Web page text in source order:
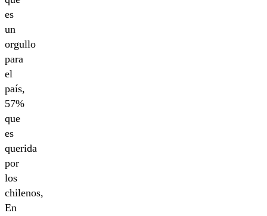
es
un
orgullo
para
el
país,
57%
que
es
querida
por
los
chilenos,
En